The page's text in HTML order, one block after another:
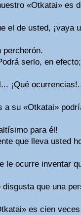
«Otkatai» es
el de usted, ¡vaya
percherón.
serlo, en
¡Qué
a su «Otkatai»
para él!
que lleva usted
le ocurre inventar
que una
es cien